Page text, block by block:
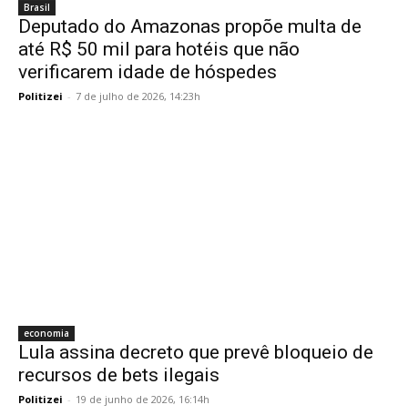
Brasil
Deputado do Amazonas propõe multa de
até R$ 50 mil para hotéis que não
verificarem idade de hóspedes
Politizei - 7 de julho de 2026, 14:23h
economia
Lula assina decreto que prevê bloqueio de
recursos de bets ilegais
Politizei - 19 de junho de 2026, 16:14h